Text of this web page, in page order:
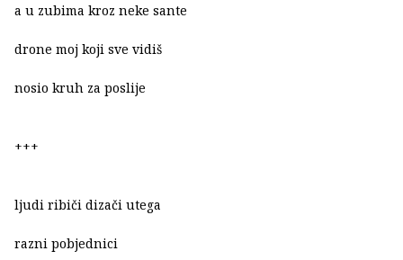
a u zubima kroz neke sante
drone moj koji sve vidiš
nosio kruh za poslije
+++
ljudi ribiči dizači utega
razni pobjednici